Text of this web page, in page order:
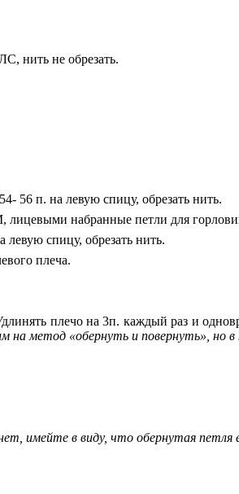
нить не обрезать.
56 п. на левую спицу, обрезать нить.
набранные петли для
спицу, обрезать нить.
плеча.
плечо на 3п. каждый раз и
метод «обернуть и повернуть», но
имейте в виду, что обернутая